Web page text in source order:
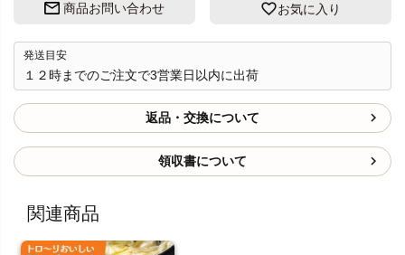
商品お問い合わせ お気に入り
発送目安
１２時までのご注文で3営業日以内に出荷
返品・交換について
領収書について
関連商品